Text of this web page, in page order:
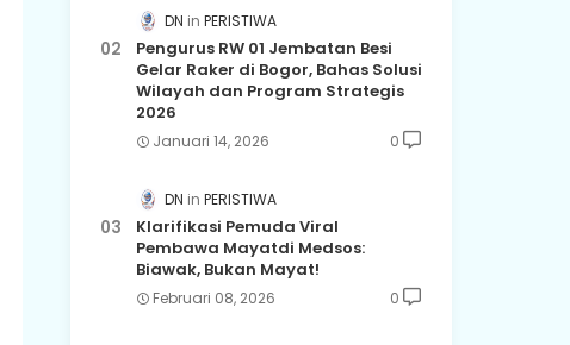
DN PERISTIWA
Pengurus RW 01 Jembatan Besi
Gelar Raker di Bogor, Bahas Solusi
Wilayah dan Program Strategis
2026
Januari 14, 2026 0
DN PERISTIWA
Klarifikasi Pemuda Viral
Pembawa Mayatdi Medsos:
Biawak, Bukan Mayat!
Februari 08, 2026 0